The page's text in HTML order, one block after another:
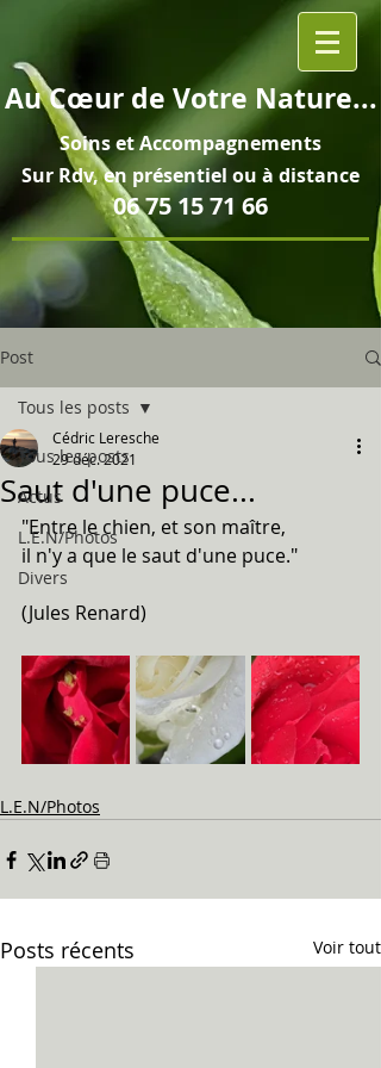
AuCœurde Votre Nature...
Soins etAccompagnements
Sur Rdv, en présentiel ou à distance
06 75 15 71 66
Post
Tous les posts
Actus
L.E.N/Photos
Divers
Tous les posts
Saut d'une puce...
Cédric Leresche
29 déc. 2021
"Entre le chien, et son maître,
il n'y a que le saut d'une puce."
(Jules Renard)
L.E.N/Photos
Posts récents Voir tout